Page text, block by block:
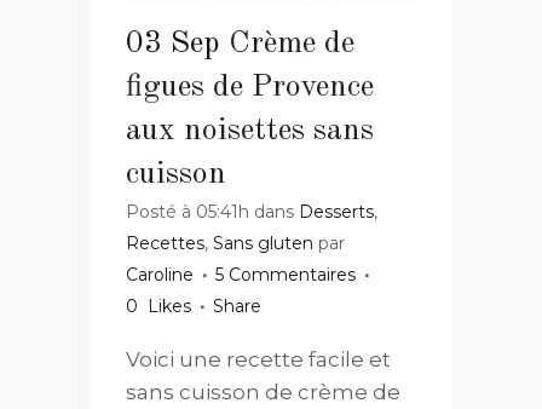
03 Sep Crème de
figues de Provence
aux noisettes sans
cuisson
Posté à 05:41h dans Desserts,
Recettes, Sans gluten par
Caroline
5 Commentaires
0
Likes Share
Voici une recette facile et
sans cuisson de crème de